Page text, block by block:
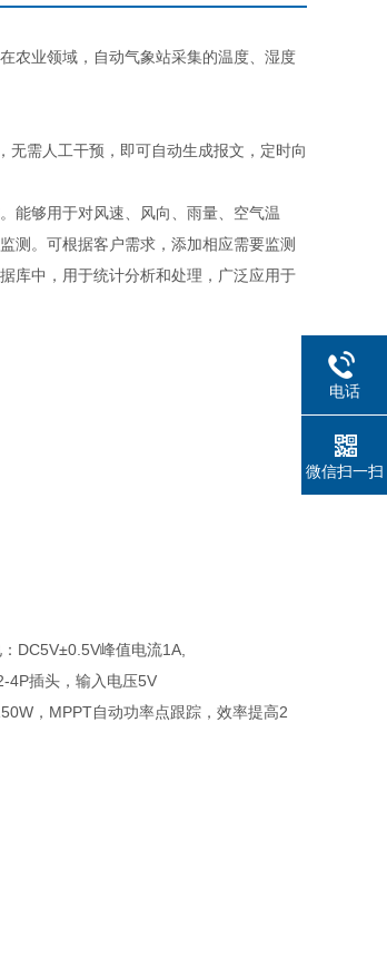
农业领域，自动气象站采集的温度、湿度
需人工干预，即可自动生成报文，定时向
够用于对风速、风向、雨量、空气温
测。可根据客户需求，添加相应需要监测
库中，用于统计分析和处理，广泛应用于
DC5V±0.5V峰值电流1A,
插头，输入电压5V
，MPPT自动功率点跟踪，效率提高2
电话
微信扫一扫